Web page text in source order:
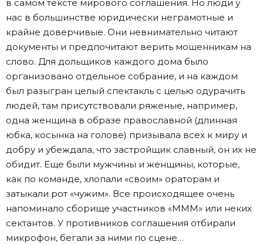
в самом тексте мирового соглашения. Но люди у
нас в большинстве юридически неграмотные и
крайне доверчивые. Они невнимательно читают
документы и предпочитают верить мошенникам на
слово. Для дольщиков каждого дома было
организовано отдельное собрание, и на каждом
был разыгран целый спектакль с целью одурачить
людей, там присутствовали ряженые, например,
одна женщина в образе православной (длинная
юбка, косынка на голове) призывала всех к миру и
добру и убеждала, что застройщик славный, он их не
обидит. Еще были мужчины и женщины, которые,
как по команде, хлопали «своим» ораторам и
затыкали рот «чужим». Все происходящее очень
напоминало сборище участников «МММ» или неких
сектантов. У противников соглашения отбирали
микрофон, бегали за ними по сцене…